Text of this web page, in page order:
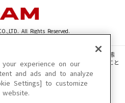
All Rights Reserved.
・画像・写真・動画・音声等を、手段や形態
て無断で複製、転載、ファイル化などすること
用いただけない場合があります。
変更になる場合があります。
experience on our
and ads and to analyze
Settings] to customize